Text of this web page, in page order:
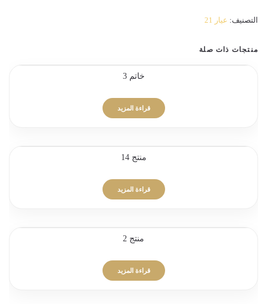
التصنيف:عيار 21
منتجات ذات صلة
خاتم 3
قراءة المزيد
منتج 14
قراءة المزيد
منتج 2
قراءة المزيد